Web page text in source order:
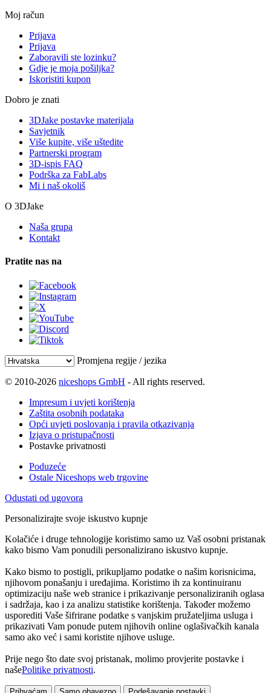
Moj račun
Prijava
Prijava
Zaboravili ste lozinku?
Gdje je moja pošiljka?
Iskoristiti kupon
Dobro je znati
3DJake postavke materijala
Savjetnik
Više kupite, više uštedite
Partnerski program
3D-ispis FAQ
Podrška za FabLabs
Mi i naš okoliš
O 3DJake
Naša grupa
Kontakt
Pratite nas na
Promjena regije / jezika
© 2010-2026 niceshops GmbH - All rights reserved.
Impresum i uvjeti korištenja
Zaštita osobnih podataka
Opći uvjeti poslovanja i pravila otkazivanja
Izjava o pristupačnosti
Postavke privatnosti
Poduzeće
Ostale Niceshops web trgovine
Odustati od ugovora
Personalizirajte svoje iskustvo kupnje
Kolačiće i druge tehnologije koristimo samo uz Vaš osobni pristanak
kako bismo Vam ponudili personalizirano iskustvo kupnje.
Kako bismo to postigli, prikupljamo podatke o našim korisnicima,
njihovom ponašanju i uređajima. Koristimo ih za kontinuiranu
optimizaciju naše web stranice i prikazivanje personaliziranih oglasa
i sadržaja, kao i za analizu statistike korištenja. Također možemo
usporediti Vaše šifrirane podatke s vanjskim pružateljima usluga i
prikazivati Vam ponude putem njihovih online oglašivačkih kanala
samo ako već i sami koristite njihove usluge.
Prije nego što date svoj pristanak, molimo provjerite postavke i
našePolitike privatnosti.
Prihvaćam Samo obavezno Podešavanje postavki